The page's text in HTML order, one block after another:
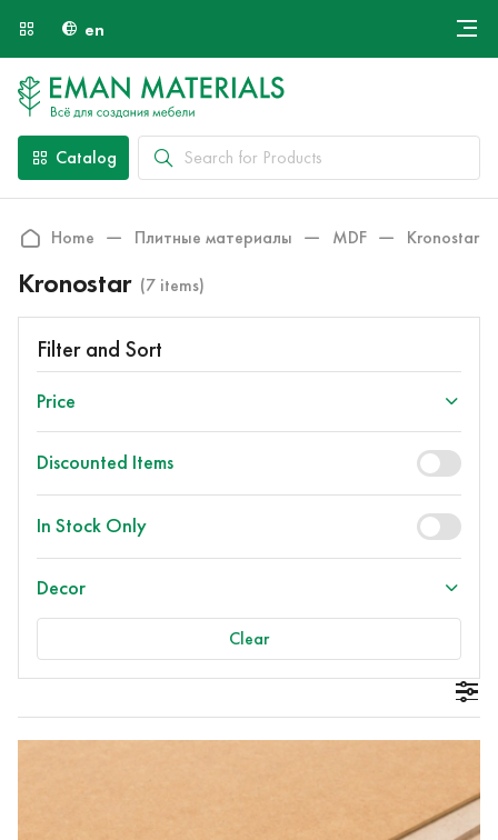
en
Payment and Delivery
Contacts
Catalog
Home Плитные материалы MDF Kronostar
Kronostar (7 items)
Filter and Sort
Price
Discounted Items
In Stock Only
Decor
Clear